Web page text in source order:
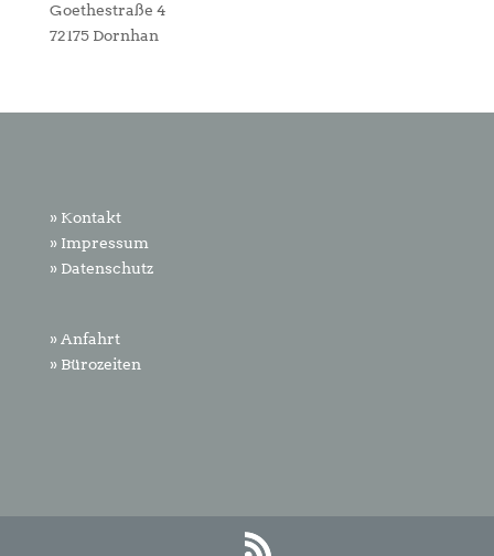
Goethestraße 4
72175 Dornhan
» Kontakt
» Impressum
» Datenschutz
» Anfahrt
» Bürozeiten